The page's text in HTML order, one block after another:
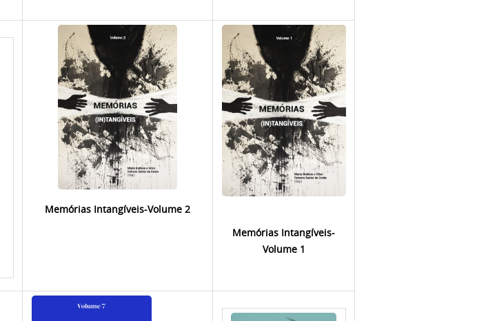
Memórias Intangíveis-Volume 2
Memórias Intangíveis-
Volume 1